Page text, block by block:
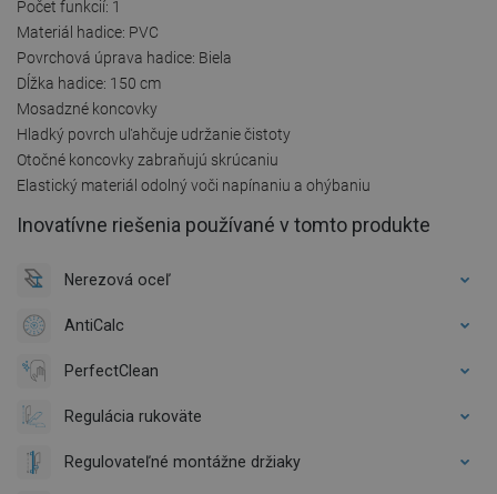
Počet funkcií: 1
Materiál hadice: PVC
Povrchová úprava hadice: Biela
Dĺžka hadice: 150 cm
Mosadzné koncovky
Hladký povrch uľahčuje udržanie čistoty
Otočné koncovky zabraňujú skrúcaniu
Elastický materiál odolný voči napínaniu a ohýbaniu
Inovatívne riešenia používané v tomto produkte
Nerezová oceľ
AntiCalc
PerfectClean
Regulácia rukoväte
Regulovateľné montážne držiaky